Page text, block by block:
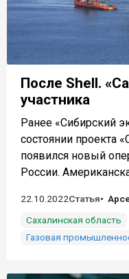
После Shell.
участника
Ранее «Сибирский
состоянии проекта
появился новый
России.
22.10.2022Статья
Сахалинская область
Газовая